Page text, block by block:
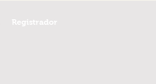
Registrador